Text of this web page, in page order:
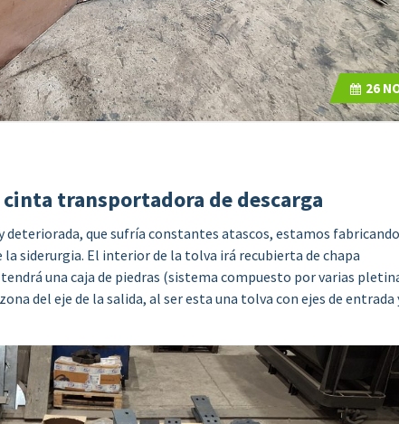
26
transportadora de descarga
deteriorada, que sufría constantes atascos, estamos fabricando
siderurgia. El interior de la tolva irá recubierta de chapa
una caja de piedras (sistema compuesto por varias
del eje de la salida, al ser esta una tolva con ejes de entrada